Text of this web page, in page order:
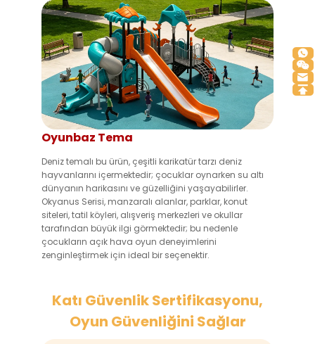
Oyunbaz Tema
Deniz temalı bu ürün, çeşitli karikatür tarzı deniz
hayvanlarını içermektedir; çocuklar oynarken su altı
dünyanın harikasını ve güzelliğini yaşayabilirler.
Okyanus Serisi, manzaralı alanlar, parklar, konut
siteleri, tatil köyleri, alışveriş merkezleri ve okullar
tarafından büyük ilgi görmektedir; bu nedenle
çocukların açık hava oyun deneyimlerini
zenginleştirmek için ideal bir seçenektir.
Katı Güvenlik Sertifikasyonu,
Oyun Güvenliğini Sağlar